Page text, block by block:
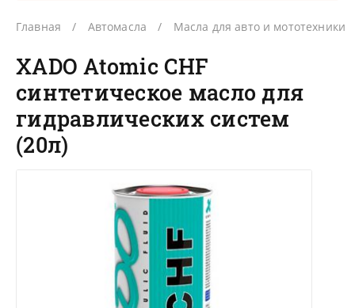
Главная Автомасла Масла для авто и мототехники
XADO Atomic CHF
синтетическое масло для
гидравлических систем
(20л)